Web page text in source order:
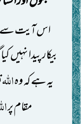
اس آیت سے
بیکار پیدا نہیں
یہ ہے کہ وہاللہ
مقام پر